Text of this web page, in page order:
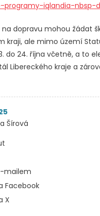
programy-iqlandia-nbsp-
na dopravu mohou žádat
kraji, ale mimo území
do 24. října včetně, a to
Libereckého kraje a
Šírová
mailem
Facebook
X